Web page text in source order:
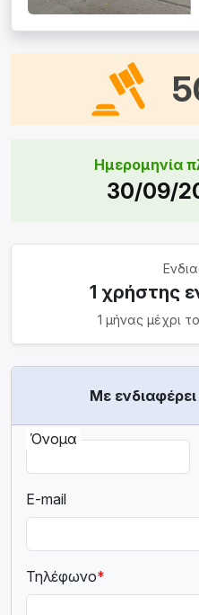
Ημερομηνία
30/09/
1 χρήστης
1 μήνας μέχρι
Με
Όνομα
E-mail
Τηλέφωνο*